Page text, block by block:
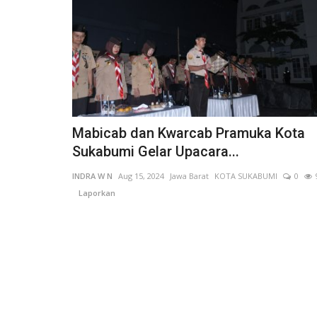
Mabicab dan Kwarcab Pramuka Kota
Sukabumi Gelar Upacara...
INDRA W N Aug 15, 2024 Jawa Barat KOTA SUKABUMI 0
Laporkan